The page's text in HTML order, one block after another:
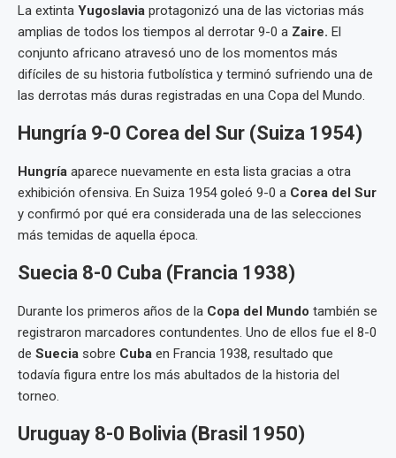
La extinta Yugoslavia protagonizó una de las victorias más
amplias de todos los tiempos al derrotar 9-0 a Zaire. El
conjunto africano atravesó uno de los momentos más
difíciles de su historia futbolística y terminó sufriendo una de
las derrotas más duras registradas en una Copa del Mundo.
Hungría 9-0 Corea del Sur (Suiza 1954)
Hungría aparece nuevamente en esta lista gracias a otra
exhibición ofensiva. En Suiza 1954 goleó 9-0 a Corea del Sur
y confirmó por qué era considerada una de las selecciones
más temidas de aquella época.
Suecia 8-0 Cuba (Francia 1938)
Durante los primeros años de la Copa del Mundo también se
registraron marcadores contundentes. Uno de ellos fue el 8-0
de Suecia sobre Cuba en Francia 1938, resultado que
todavía figura entre los más abultados de la historia del
torneo.
Uruguay 8-0 Bolivia (Brasil 1950)